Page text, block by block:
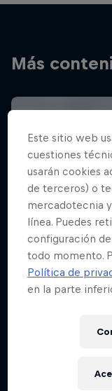
Más
Este sitio web
cuestiones
usarán cookies
de terceros) o
mercadotecnia
línea. Puedes
configuración
todo momento.
Política de
en la parte